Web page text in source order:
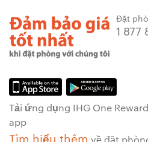
Đặt
1 877
Tải ứng dụng IHG One
app
Tìm hiểu thêm về đặt